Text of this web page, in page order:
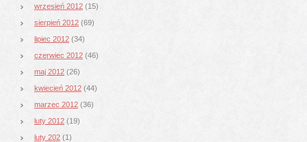
wrzesień 2012 (15)
sierpień 2012 (69)
lipiec 2012 (34)
czerwiec 2012 (46)
maj 2012 (26)
kwiecień 2012 (44)
marzec 2012 (36)
luty 2012 (19)
luty 202 (1)